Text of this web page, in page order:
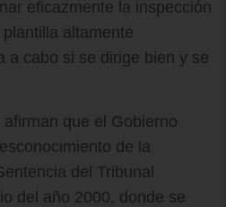
eficazmente la inspección
altamente
a cabo si se dirige bien y se
que el Gobierno
de la
del Tribunal
del año 2000, donde se